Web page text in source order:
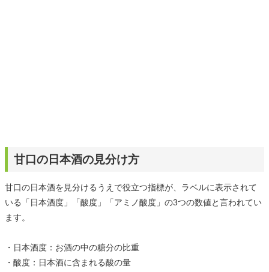
甘口の日本酒の見分け方
甘口の日本酒を見分けるうえで役立つ指標が、ラベルに表示されて
いる「日本酒度」「酸度」「アミノ酸度」の3つの数値と言われてい
ます。
・日本酒度：お酒の中の糖分の比重
・酸度：日本酒に含まれる酸の量